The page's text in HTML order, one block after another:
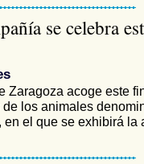
se celebra
Zaragoza acoge este
los animales
el que se exhibirá la